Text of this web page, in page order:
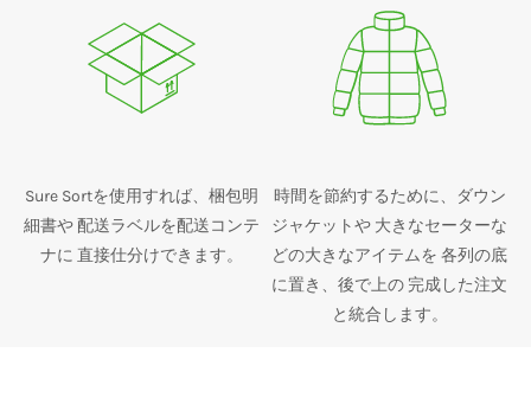
Sure Sortを使用すれば、梱包明
細書や 配送ラベルを配送コンテ
ナに 直接仕分けできます。
時間を節約するために、ダウン
ジャケットや 大きなセーターな
どの大きなアイテムを 各列の底
に置き、後で上の 完成した注文
と統合します。